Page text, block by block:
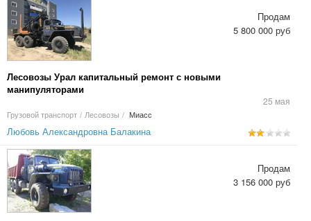
Лесовозы Урал капитальный ремонт с новыми
манипуляторами
25 мая
Грузовой транспорт / Лесовозы / Миасс
Продам
5 800 000 руб
Любовь Александровна Балакина
Продам
3 156 000 руб